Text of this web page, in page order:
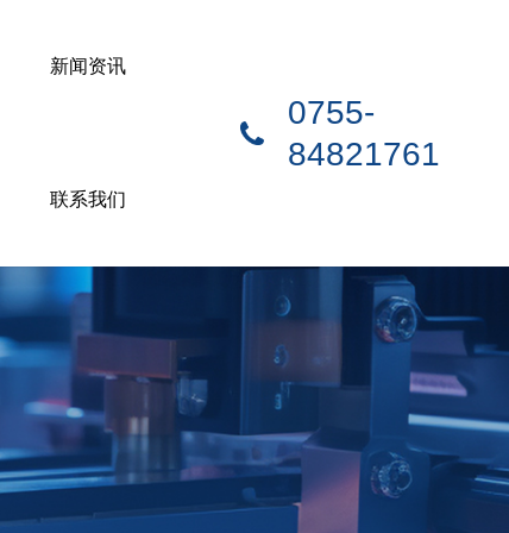
新闻资讯
联系我们
0755-
84821761